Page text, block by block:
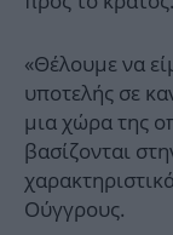
«Θέλουμε να
υποτελής σε
μια χώρα της
βασίζονται
Ούγγρους.